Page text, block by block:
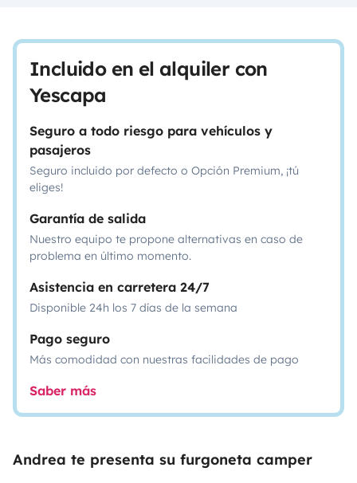
Incluido en el alquiler con
Yescapa
Seguro a todo riesgo para vehículos y
pasajeros
Seguro incluido por defecto o Opción Premium, ¡tú
eliges!
Garantía de salida
Nuestro equipo te propone alternativas en caso de
problema en último momento.
Asistencia en carretera 24/7
Disponible 24h los 7 días de la semana
Pago seguro
Más comodidad con nuestras facilidades de pago
Saber más
Andrea te presenta su furgoneta camper